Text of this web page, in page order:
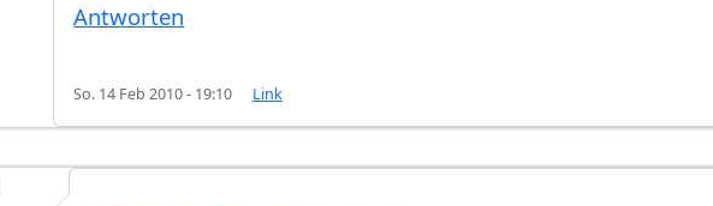
Antworten
So. 14 Feb 2010 - 19:10 Link